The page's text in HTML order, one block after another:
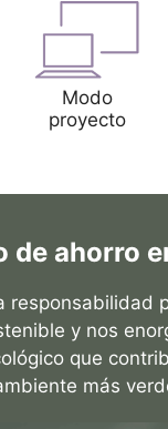
Modo
proyecto
de ahorro
responsabilidad
y nos
que
más